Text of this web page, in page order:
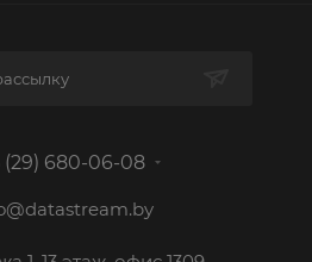
(29) 680-06-08